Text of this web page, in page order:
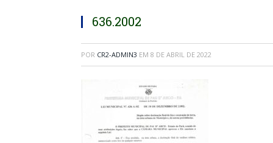
636.2002
POR CR2-ADMIN3 EM 8 DE ABRIL DE 2022